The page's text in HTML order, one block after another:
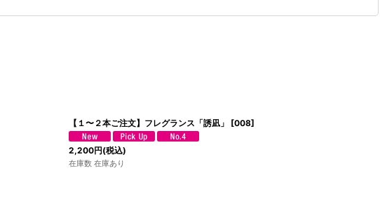
【１〜２本ご注文】フレグランス「誘凪」 [008]
2,200円(税込)
在庫数 在庫あり